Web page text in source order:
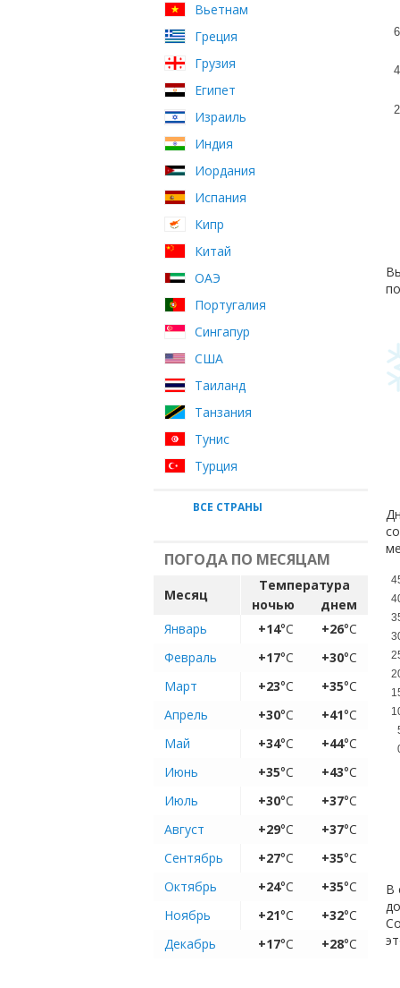
Вьетнам
Греция
Грузия
Египет
Израиль
Индия
Иордания
Испания
Кипр
Китай
ОАЭ
Португалия
Сингапур
США
Таиланд
Танзания
Тунис
Турция
ВСЕ СТРАНЫ
ПОГОДА ПО МЕСЯЦАМ
Месяц
Температура
ночью
днем
Январь
+14°C +26°C
Февраль
+17°C +30°C
Март
+23°C +35°C
Апрель
+30°C +41°C
Май
+34°C +44°C
Июнь
+35°C +43°C
Июль
+30°C +37°C
Август
+29°C +37°C
Сентябрь
+27°C +35°C
Октябрь
+24°C +35°C
Ноябрь
+21°C +32°C
Декабрь
+17°C +28°C
В